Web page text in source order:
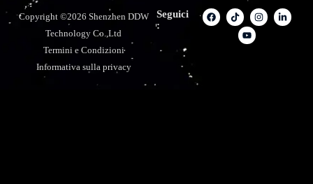
Copyright ©2026 Shenzhen DDW
Technology Co.,Ltd
Termini e Condizioni
Informativa sulla privacy
Seguici
: